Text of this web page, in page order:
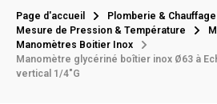
Page d'accueil
Plomberie & Chauffage
Mesure de Pression & Température
Manomètres Boitier Inox
Manomètre glycériné boîtier inox Ø63 à
vertical 1/4"G